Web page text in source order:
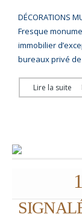
DÉCORATIONS
Fresque
immobilier
bureaux privé
Lire la suite